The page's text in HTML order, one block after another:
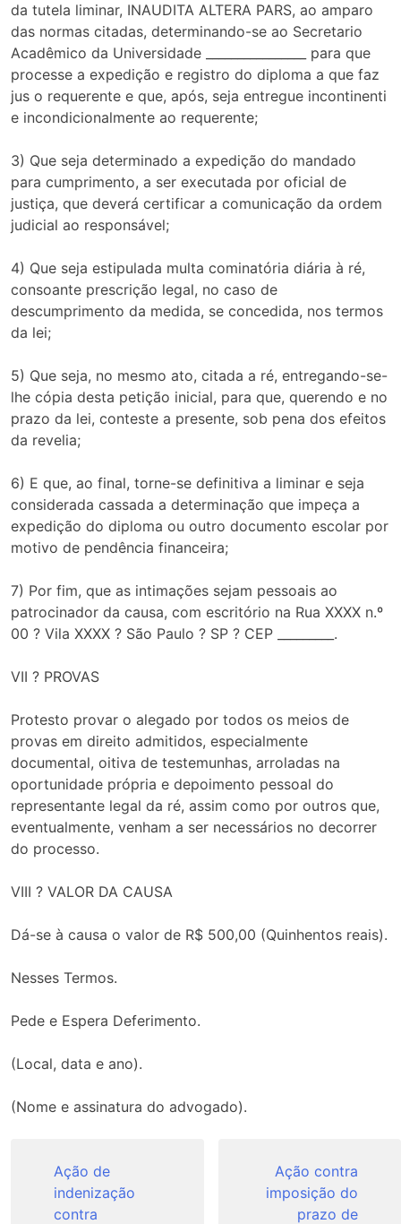
da tutela liminar, INAUDITA ALTERA PARS, ao amparo
das normas citadas, determinando-se ao Secretario
Acadêmico da Universidade ________________ para que
processe a expedição e registro do diploma a que faz
jus o requerente e que, após, seja entregue incontinenti
e incondicionalmente ao requerente;
3) Que seja determinado a expedição do mandado
para cumprimento, a ser executada por oficial de
justiça, que deverá certificar a comunicação da ordem
judicial ao responsável;
4) Que seja estipulada multa cominatória diária à ré,
consoante prescrição legal, no caso de
descumprimento da medida, se concedida, nos termos
da lei;
5) Que seja, no mesmo ato, citada a ré, entregando-se-
lhe cópia desta petição inicial, para que, querendo e no
prazo da lei, conteste a presente, sob pena dos efeitos
da revelia;
6) E que, ao final, torne-se definitiva a liminar e seja
considerada cassada a determinação que impeça a
expedição do diploma ou outro documento escolar por
motivo de pendência financeira;
7) Por fim, que as intimações sejam pessoais ao
patrocinador da causa, com escritório na Rua XXXX n.º
00 ? Vila XXXX ? São Paulo ? SP ? CEP _________.
VII ? PROVAS
Protesto provar o alegado por todos os meios de
provas em direito admitidos, especialmente
documental, oitiva de testemunhas, arroladas na
oportunidade própria e depoimento pessoal do
representante legal da ré, assim como por outros que,
eventualmente, venham a ser necessários no decorrer
do processo.
VIII ? VALOR DA CAUSA
Dá-se à causa o valor de R$ 500,00 (Quinhentos reais).
Nesses Termos.
Pede e Espera Deferimento.
(Local, data e ano).
(Nome e assinatura do advogado).
Post
Ação de
indenização
contra
Ação contra
imposição do
prazo de